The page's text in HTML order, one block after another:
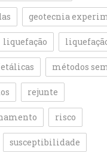
geotecnia
liquefação
métodos
rejunte
risco
susceptibilidade